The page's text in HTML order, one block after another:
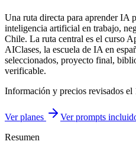
Una ruta directa para aprenderIA
inteligencia artificial en trabajo,
Chile. La ruta central es el curso
AIClases, la escuela de IA en
seleccionados, proyecto final,
verificable.
Información y precios revisados el
Ver planes
Ver prompts
Resumen